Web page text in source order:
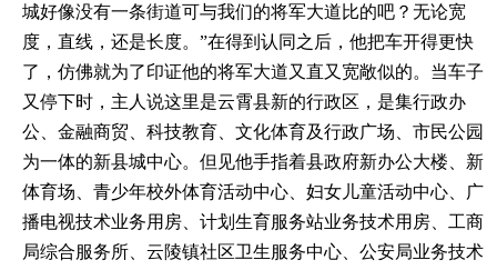
城好像没有一条街道可与我们的将军大道比的吧？无论宽
度，直线，还是长度。”在得到认同之后，他把车开得更快
了，仿佛就为了印证他的将军大道又直又宽敞似的。当车子
又停下时，主人说这里是云霄县新的行政区，是集行政办
公、金融商贸、科技教育、文化体育及行政广场、市民公园
为一体的新县城中心。但见他手指着县政府新办公大楼、新
体育场、青少年校外体育活动中心、妇女儿童活动中心、广
播电视技术业务用房、计划生育服务站业务技术用房、工商
局综合服务所、云陵镇社区卫生服务中心、公安局业务技术